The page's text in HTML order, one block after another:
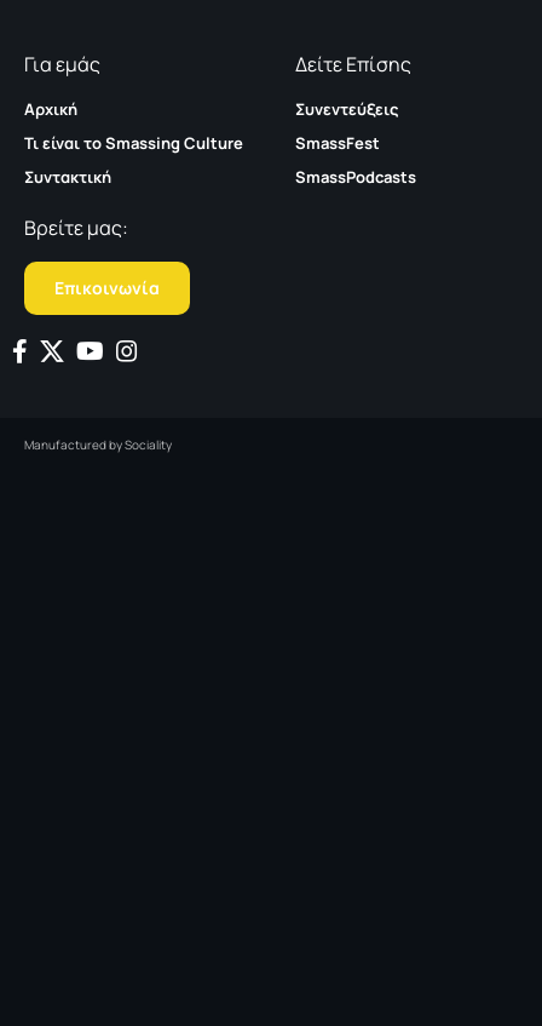
Για εμάς
Αρχική
Τι είναι το Smassing Culture
Συντακτική
Δείτε Επίσης
Συνεντεύξεις
SmassFest
SmassPodcasts
Βρείτε μας:
Επικοινωνία
Manufactured bySociality